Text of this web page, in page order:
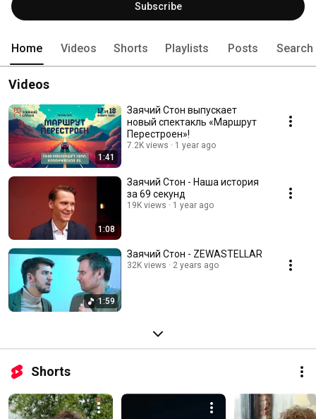
Subscribe
Home Videos Shorts Playlists Posts Search
Videos
1:41
Заячий Стон выпускает
новый спектакль «Маршрут
Перестроен»!
7.2K views 1 year ago
1:08
Заячий Стон - Наша история
за 69 секунд
19K views 1 year ago
1:59
Заячий Стон - ZEWASTELLAR
32K views 2 years ago
Shorts